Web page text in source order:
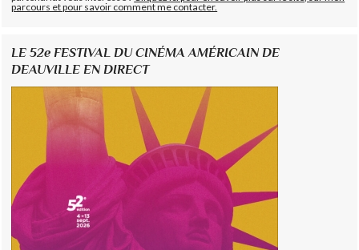
parcours et pour savoir comment me contacter.
LE 52e FESTIVAL DU CINÉMA AMÉRICAIN DE
DEAUVILLE EN DIRECT